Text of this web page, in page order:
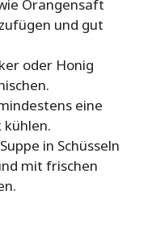
Orangensaft
und gut
oder Honig
eine
kühlen.
in Schüsseln
mit frischen